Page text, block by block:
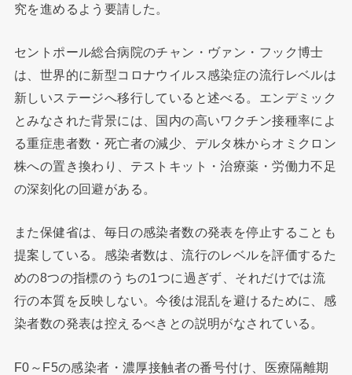
究を進めるよう要請した。
セントポール総合病院のチャン・ヴァン・フック博士
は、世界的に新型コロナウイルス感染症の流行レベルは
新しいステージへ移行していると述べる。エンデミック
とみなされた背景には、国内の高いワクチン接種率によ
る重症患者数・死亡者の減少、デルタ株からオミクロン
株への置き換わり、テストキット・治療薬・労働力不足
の深刻化の回避がある。
また保健省は、毎日の感染者数の発表を停止することも
提案している。感染者数は、流行のレベルを評価するた
めの8つの指標のうちの1つに過ぎず、それだけでは流
行の本質を反映しない。今後は混乱を避けるために、感
染者数の発表は控えるべきとの説明がなされている。
F0～F5の感染者・濃厚接触者の番号付け、医療隔離期